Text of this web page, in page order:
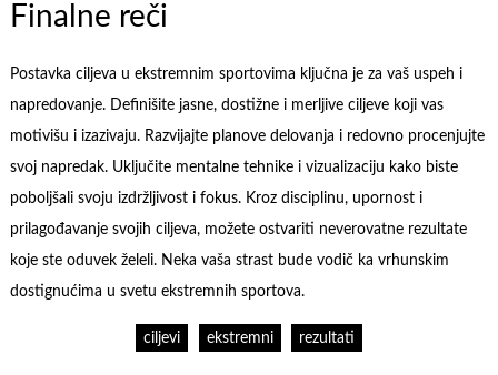
Finalne reči
Postavka ciljeva u ekstremnim sportovima ključna je za vaš uspeh i
napredovanje. Definišite jasne, dostižne i merljive ciljeve koji vas
motivišu i izazivaju. Razvijajte planove delovanja i redovno procenjujte
svoj napredak. Uključite mentalne tehnike i vizualizaciju kako biste
poboljšali svoju izdržljivost i fokus. Kroz disciplinu, upornost i
prilagođavanje svojih ciljeva, možete ostvariti neverovatne rezultate
koje ste oduvek želeli. Neka vaša strast bude vodič ka vrhunskim
dostignućima u svetu ekstremnih sportova.
ciljevi ekstremni rezultati